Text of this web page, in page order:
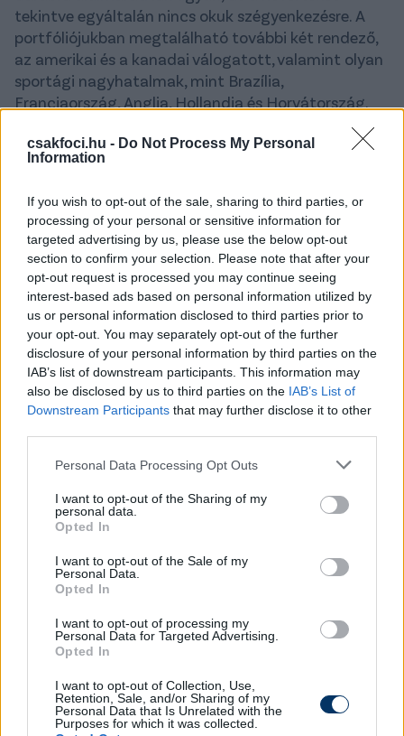
csakfoci.hu - Do Not Process My Personal
Information
If you wish to opt-out of the sale, sharing to third parties, or
processing of your personal or sensitive information for
targeted advertising by us, please use the below opt-out
section to confirm your selection. Please note that after your
opt-out request is processed you may continue seeing
interest-based ads based on personal information utilized by
us or personal information disclosed to third parties prior to
your opt-out. You may separately opt-out of the further
disclosure of your personal information by third parties on the
IAB’s list of downstream participants. This information may
also be disclosed by us to third parties on the IAB’s List of
Downstream Participants that may further disclose it to other
Please note that this website/app uses one or more Google
not limited to your visit or usage behaviour. You may click to
grant or deny consent to Google and its third-party tags to
use your data for below specified purposes in below Google
consent section.
Personal Data Processing Opt Outs
I want to opt-out of the Sharing of my
personal data.
Opted In
I want to opt-out of the Sale of my
Personal Data.
Opted In
I want to opt-out of processing my
Personal Data for Targeted Advertising.
Opted In
I want to opt-out of Collection, Use,
Retention, Sale, and/or Sharing of my
Personal Data that Is Unrelated with the
Purposes for which it was collected.
tekintve egyáltalán nincs okuk szégyenkezésre. A
portfóliójukban megtalálható további két rendező,
az amerikai és a kanadai válogatott, valamint olyan
sportági nagyhatalmak, mint Brazília,
Franciaország, Anglia, Hollandia és Horvátország.
A megemelt létszám legnagyobb nyerteseként a
Pumaközel megduplázta jelenlétét a négy évvel
ezúttal viszont 11 válogatottat öltöztet a szintén
német márka, ezek ráadásul négy kontinensről
érkeznek. De nyertesnek érezheti magát a további
tíz, kevésbé ismert sportmárka (7Saber, Majid, Kelme,
Marathon, Kappa, Tempo, Reebok, Saeta, Jako,
Umbro), amelyek termékeit a további 11 nemzeti
csapat viseli majd, köztük a legtöbb vb-újonc.
A nagy márkák esetében a válogatottak mellett
különösen fontos a labdarúgók egyéni
szponzorációja is, az adidas "csapatában" ott van a
hatodik világbajnokságára készülő Lionel Messi,
valamint Lamine Yamal, Pedri, Jamal Musiala, Florian
Wirtz és Jude Bellingham. Utóbbi esetében
érdekesség, hogy a német cég vb-kampányának
szerves részeként angol csapatával Nike-ban lép
névsort tud magáénak, benne Kylian Mbappéval,
Vinicius Júniorral, Erling Haalanddal, és
készülő Cristiano Ronaldóval.
következő évre, de inkább évekre vonatkozóan
meghatározó gazdasági növekedést
eredményezhet egy futballista vagy akár egy